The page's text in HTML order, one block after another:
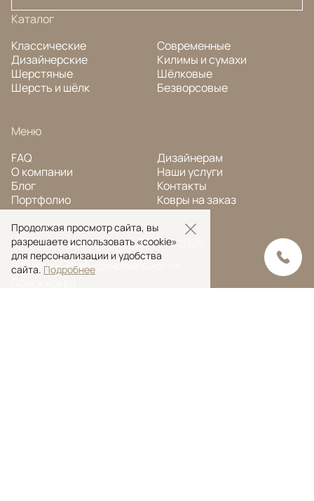
Каталог
Классические
Дизайнерские
Шерстяные
Шерсть и шёлк
Современные
Килимы и сумахи
Шёлковые
Безворсовые
Меню
FAQ
О компании
Блог
Портфолио
Дизайнерам
Наши услуги
Контакты
Ковры на заказ
© Ansy Carpet Company 2005 — 2026
Политика конфиденциальности
Продолжая просмотр сайта, вы
разрешаете использовать «cookie»
для персонализации и удобства
сайта. Подробнее